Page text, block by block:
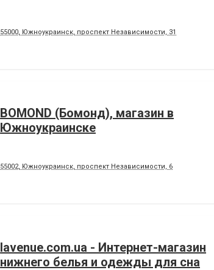
55000, Южноукраинск, проспект Независимости, 31
BOMOND (Бомонд), магазин в
Южноукраинске
55002, Южноукраинск, проспект Независимости, 6
lavenue.com.ua - Интернет-магазин
нижнего белья и одежды для сна